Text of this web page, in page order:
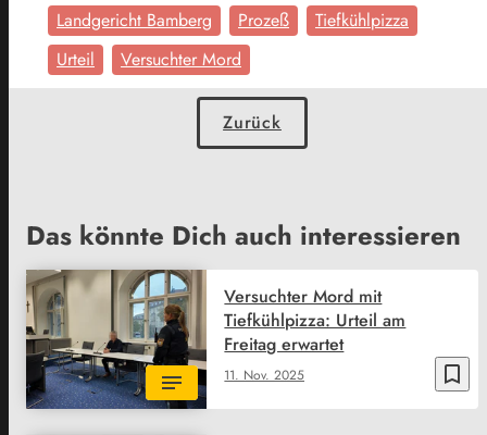
Landgericht Bamberg
Prozeß
Tiefkühlpizza
Urteil
Versuchter Mord
Zurück
Das könnte Dich auch interessieren
bookmark_border
11. Nov. 2025
Versuchter Mord mit
Tiefkühlpizza: Urteil am
Freitag erwartet